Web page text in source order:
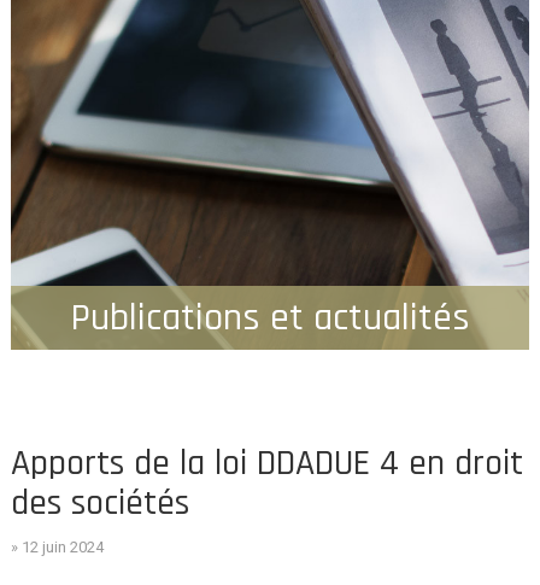
Publications et actualités
Apports de la loi DDADUE 4 en droit
des sociétés
» 12 juin 2024